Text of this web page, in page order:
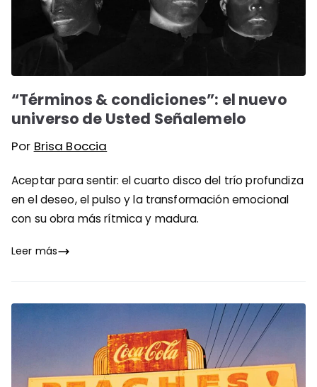
“Términos & condiciones”: el nuevo
universo de Usted Señalemelo
Por Brisa Boccia
Aceptar para sentir: el cuarto disco del trío profundiza
en el deseo, el pulso y la transformación emocional
con su obra más rítmica y madura.
Leer más